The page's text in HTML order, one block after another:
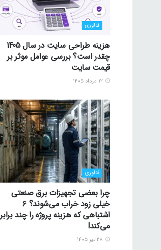
فناوری
هزینه طراحی سایت در سال 1405
چقدر است؟ بررسی عوامل موثر بر
قیمت سایت
فناوری
چرا بعضی تجهیزات برق صنعتی
خیلی زود خراب می‌شوند؟ ۶
اشتباهی که هزینه پروژه را چند برابر
می‌کند!